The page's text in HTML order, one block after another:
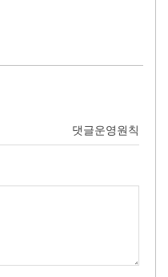
댓글운영원칙